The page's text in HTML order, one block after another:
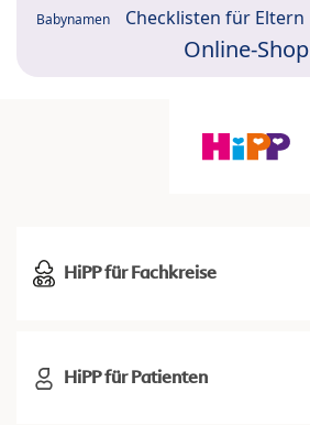
Babynamen Checklisten für Eltern
Online-Shop
HiPP für Fachkreise
HiPP für Patienten